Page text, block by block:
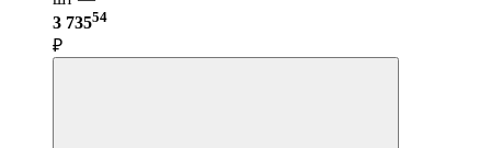
3 73554
₽